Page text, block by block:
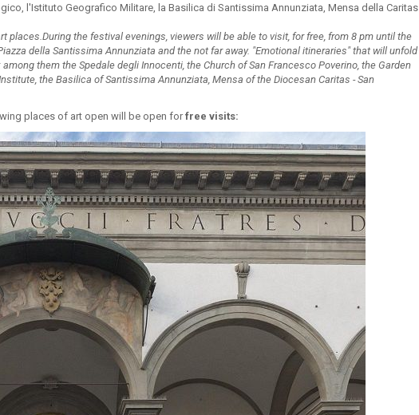
l'Istituto Geografico Militare, la Basilica di Santissima Annunziata, Mensa della Caritas
the festival evenings, viewers will be able to visit, for free, from 8 pm until the
della Santissima Annunziata and the not far away. "Emotional itineraries" that will unfold
them the Spedale degli Innocenti, the Church of San Francesco Poverino, the Garden
the Basilica of Santissima Annunziata, Mensa of the Diocesan Caritas - San
places of art open will be open forfree visits: